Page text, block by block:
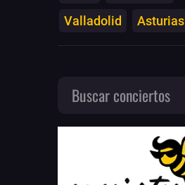
Valladolid
Asturias
Buscar conciertos